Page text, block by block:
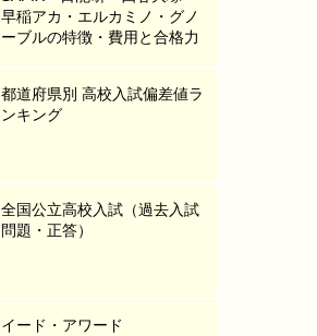
早稲アカ・エルカミノ・グノ
ーブルの特徴・費用と合格力
都道府県別 高校入試偏差値ラ
ンキング
全国公立高校入試（過去入試
問題・正答）
イード・アワード